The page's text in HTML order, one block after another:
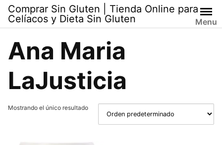
Skip
content
Comprar Sin Gluten | Tienda Online para
Celíacos y Dieta Sin Gluten
Menu
Ana Maria
LaJusticia
Mostrando el único resultado